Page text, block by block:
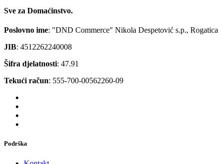
Sve za Domaćinstvo.
Poslovno ime: "DND Commerce" Nikola Despetović s.p., Rogatica
JIB: 4512262240008
Šifra djelatnosti: 47.91
Tekući račun: 555-700-00562260-09
Podrška